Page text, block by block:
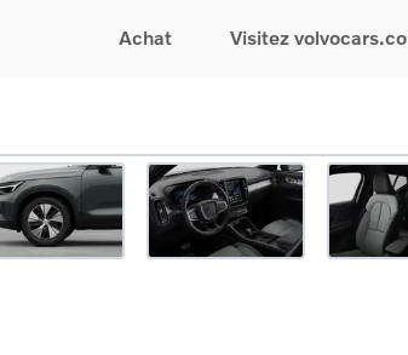
Achat
EX30
EX40
EC40
Voitures
Voitures hybrides
rechargeables
Visitez
votre voiture
du moment
d'occasion
Financement
Assurances